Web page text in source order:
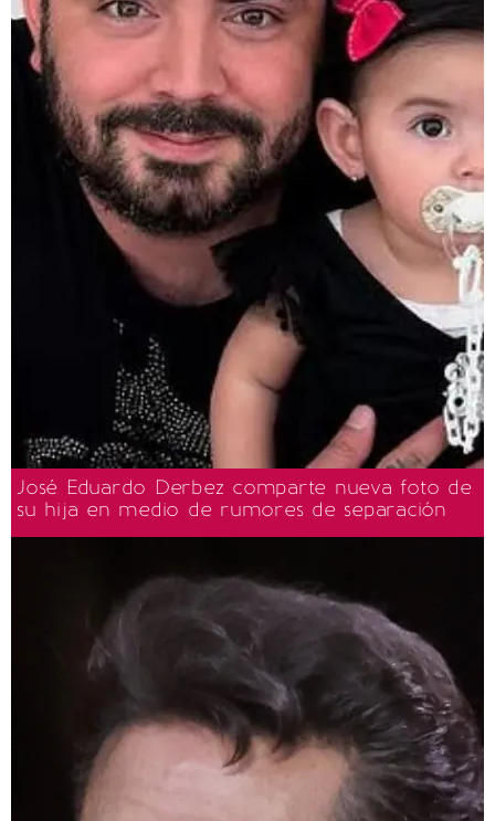
José Eduardo Derbez comparte nueva foto de
su hija en medio de rumores de separación